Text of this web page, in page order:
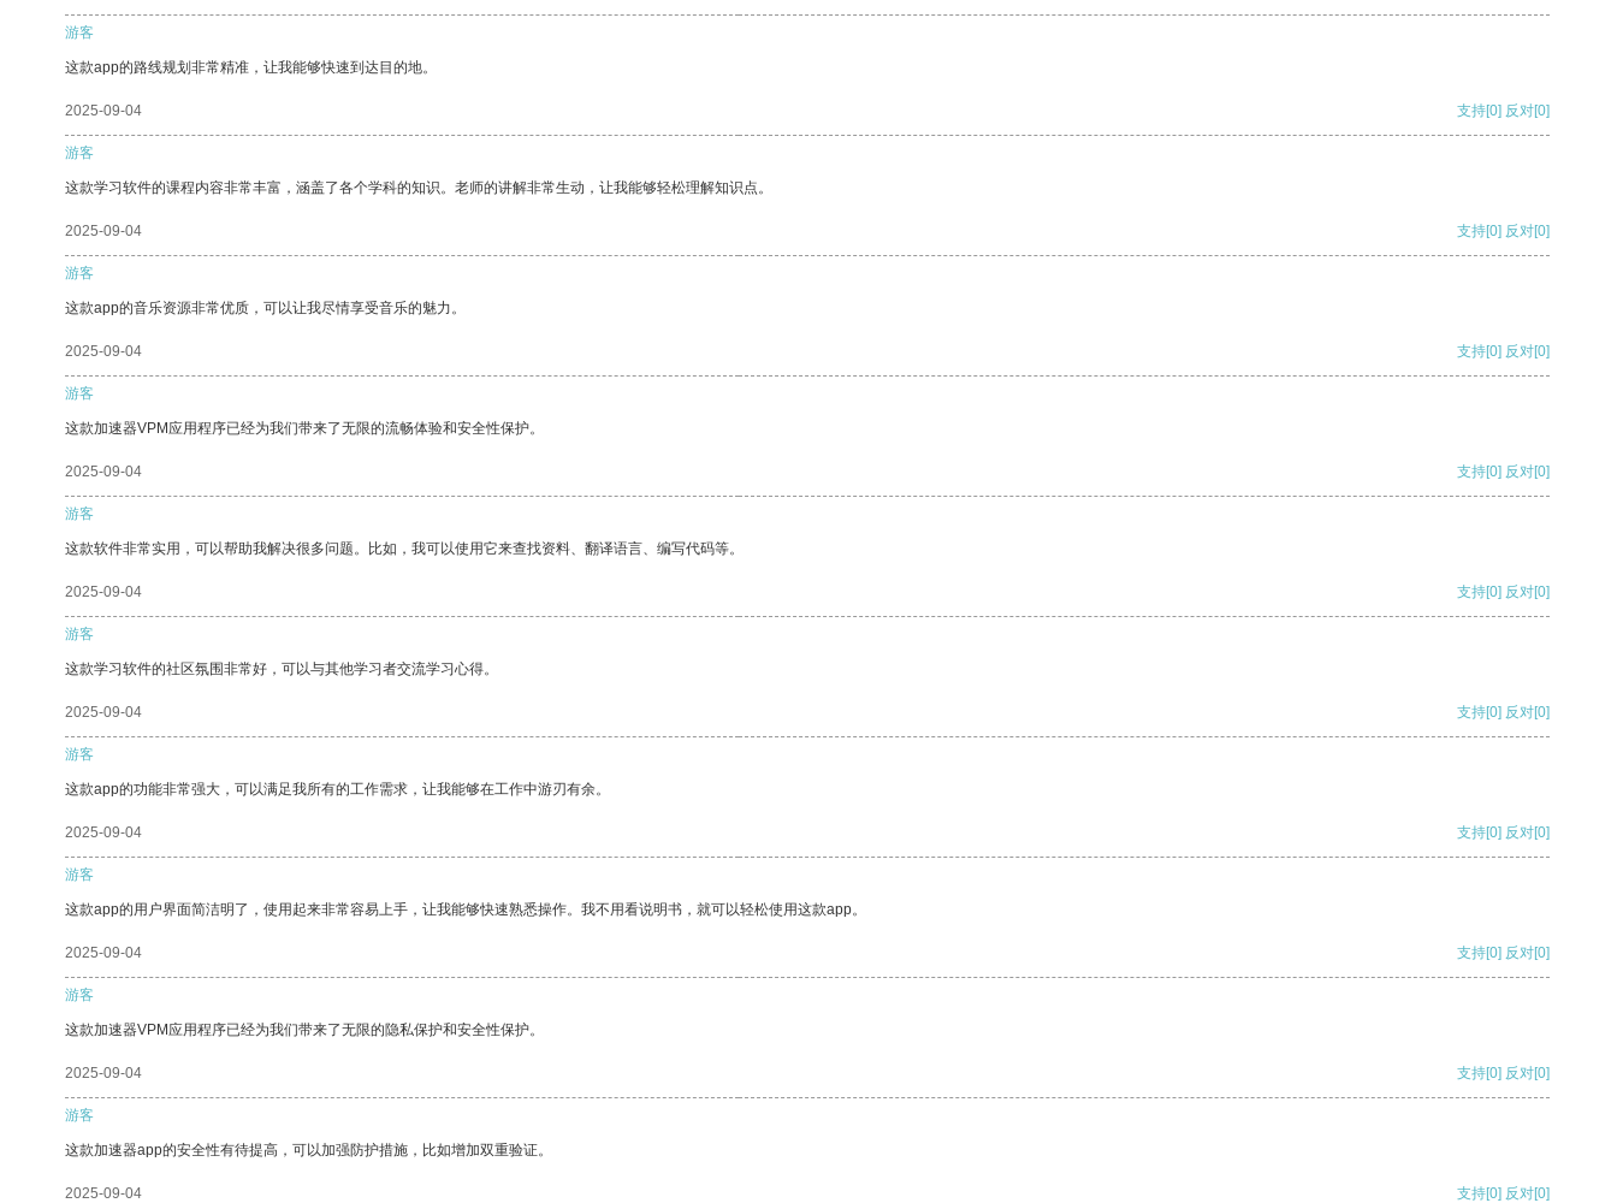
游客
这款app的路线规划非常精准，让我能够快速到达目的地。
2025-09-04 支持[0] 反对[0]
游客
这款学习软件的课程内容非常丰富，涵盖了各个学科的知识。老师的讲解非常生动，让我能够轻松理解知识点。
2025-09-04 支持[0] 反对[0]
游客
这款app的音乐资源非常优质，可以让我尽情享受音乐的魅力。
2025-09-04 支持[0] 反对[0]
游客
这款加速器VPM应用程序已经为我们带来了无限的流畅体验和安全性保护。
2025-09-04 支持[0] 反对[0]
游客
这款软件非常实用，可以帮助我解决很多问题。比如，我可以使用它来查找资料、翻译语言、编写代码等。
2025-09-04 支持[0] 反对[0]
游客
这款学习软件的社区氛围非常好，可以与其他学习者交流学习心得。
2025-09-04 支持[0] 反对[0]
游客
这款app的功能非常强大，可以满足我所有的工作需求，让我能够在工作中游刃有余。
2025-09-04 支持[0] 反对[0]
游客
这款app的用户界面简洁明了，使用起来非常容易上手，让我能够快速熟悉操作。我不用看说明书，就可以轻松使用这款app。
2025-09-04 支持[0] 反对[0]
游客
这款加速器VPM应用程序已经为我们带来了无限的隐私保护和安全性保护。
2025-09-04 支持[0] 反对[0]
游客
这款加速器app的安全性有待提高，可以加强防护措施，比如增加双重验证。
2025-09-04 支持[0] 反对[0]